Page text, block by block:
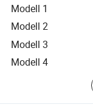
Modell 1
Modell 2
Modell 3
Modell 4